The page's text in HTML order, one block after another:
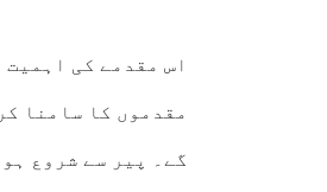
مقدموں کا سامنا
گے۔ پیر سے شروع